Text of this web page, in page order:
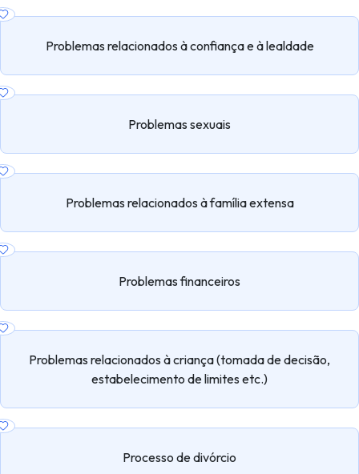
Problemas relacionados à confiança e à lealdade
Problemas sexuais
Problemas relacionados à família extensa
Problemas financeiros
Problemas relacionados à criança (tomada de decisão,
estabelecimento de limites etc.)
Processo de divórcio